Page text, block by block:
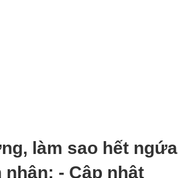
làm sao hết ngứa
- Cập nhật